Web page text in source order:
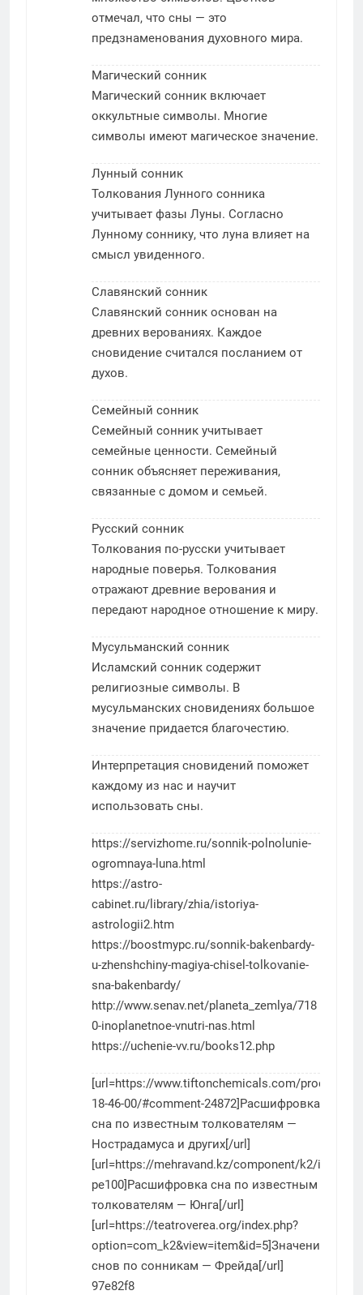
отмечал, что сны — это
предзнаменования духовного мира.
Магический сонник
Магический сонник включает
оккультные символы. Многие
символы имеют магическое значение.
Лунный сонник
Толкования Лунного сонника
учитывает фазы Луны. Согласно
Лунному соннику, что луна влияет на
смысл увиденного.
Славянский сонник
Славянский сонник основан на
древних верованиях. Каждое
сновидение считался посланием от
духов.
Семейный сонник
Семейный сонник учитывает
семейные ценности. Семейный
сонник объясняет переживания,
связанные с домом и семьей.
Русский сонник
Толкования по-русски учитывает
народные поверья. Толкования
отражают древние верования и
передают народное отношение к миру.
Мусульманский сонник
Исламский сонник содержит
религиозные символы. В
мусульманских сновидениях большое
значение придается благочестию.
Интерпретация сновидений поможет
каждому из нас и научит
использовать сны.
https://servizhome.ru/sonnik-polnolunie-
ogromnaya-luna.html
https://astro-
cabinet.ru/library/zhia/istoriya-
astrologii2.htm
https://boostmypc.ru/sonnik-bakenbardy-
u-zhenshchiny-magiya-chisel-tolkovanie-
sna-bakenbardy/
http://www.senav.net/planeta_zemlya/718
0-inoplanetnoe-vnutri-nas.html
https://uchenie-vv.ru/books12.php
[url=https://www.tiftonchemicals.com/product/
18-46-00/#comment-24872]Расшифровка
сна по известным толкователям —
Нострадамуса и других[/url]
[url=https://mehravand.kz/component/k2/item/33-
pe100]Расшифровка сна по известным
толкователям — Юнга[/url]
[url=https://teatroverea.org/index.php?
option=com_k2&view=item&id=5]Значение
снов по сонникам — Фрейда[/url]
97e82f8